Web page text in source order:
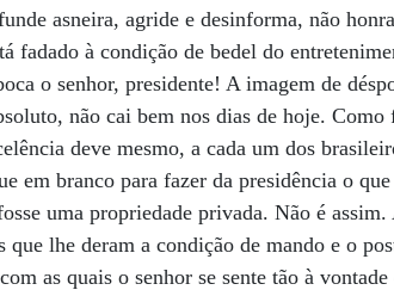
asneira, agride e desinforma, não
fadado à condição de bedel do
o senhor, presidente! A imagem de
não cai bem nos dias de hoje.
deve mesmo, a cada um dos
em branco para fazer da presidência o
uma propriedade privada. Não é
que lhe deram a condição de mando e o
as quais o senhor se sente tão à vontade